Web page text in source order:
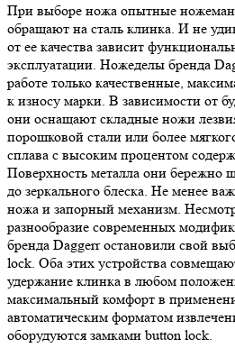
При выборе ножа опытные
обращают на сталь клинка. И не
от ее качества зависит
эксплуатации. Ножеделы бренда
работе только качественные,
к износу марки. В зависимости от
они оснащают складные ножи
порошковой стали или более
сплава с высоким процентом
Поверхность металла они
до зеркального блеска. Не менее
ножа и запорный механизм.
разнообразие современных
бренда Daggerr остановили свой
lock. Оба этих устройства
удержание клинка в любом
максимальный комфорт в
автоматическим форматом
оборудуются замками button lock.